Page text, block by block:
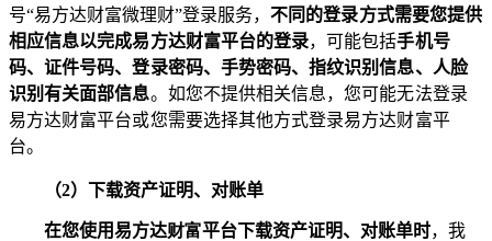
号“易方达财富微理财”登录服务，不同的登录方式需要您提供
相应信息以完成易方达财富平台的登录，可能包括手机号
码、证件号码、登录密码、手势密码、指纹识别信息、人脸
识别有关面部信息。如您不提供相关信息，您可能无法登录
易方达财富平台或您需要选择其他方式登录易方达财富平
台。
（2）下载资产证明、对账单
在您使用易方达财富平台下载资产证明、对账单时，我